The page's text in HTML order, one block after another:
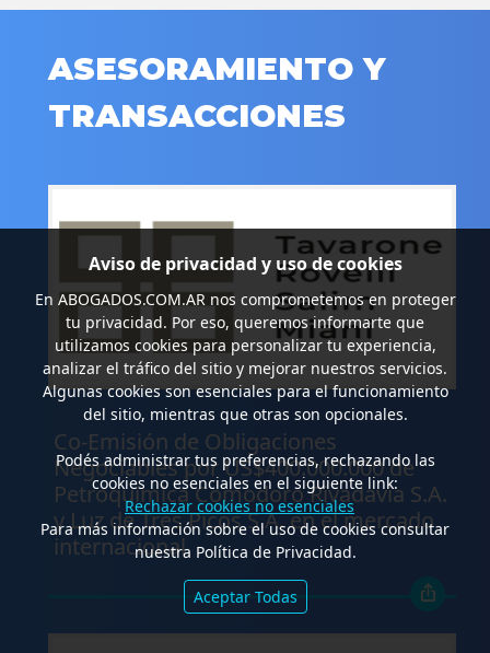
ASESORAMIENTO Y
TRANSACCIONES
Co-Emisión de Obligaciones
Negociables por US$400.000.000 de
Petroquímica Comodoro Rivadavia S.A.
y Luz de Tres Picos S.A. en el mercado
internacional
Aviso de privacidad y uso de cookies
En ABOGADOS.COM.ARnos comprometemos en proteger
tu privacidad. Por eso, queremos informarte que
utilizamos cookies para personalizar tu experiencia,
analizar el tráfico del sitio y mejorar nuestros servicios.
Algunas cookies son esenciales para el funcionamiento
del sitio, mientras que otras son opcionales.
Podés administrar tus preferencias, rechazando las
cookies no esenciales en el siguiente link:
Rechazar cookies no esenciales
Para más información sobre el uso de cookies consultar
nuestra Política de Privacidad.
Aceptar Todas